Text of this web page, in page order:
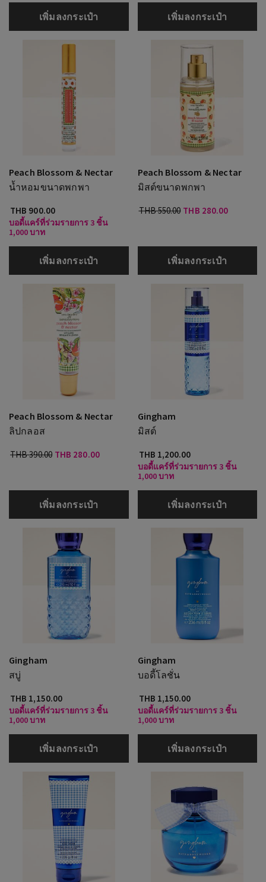
เพิ่มลงกระเป๋า เพิ่มลงกระเป๋า
Peach Blossom & Nectar
น้ำหอมขนาดพกพา
THB 900.00
บอดี้แคร์ที่ร่วมรายการ 3 ชิ้น
1,000 บาท
เพิ่มลงกระเป๋า
Peach Blossom & Nectar
มิสต์ขนาดพกพา
THB 550.00 THB 280.00
เพิ่มลงกระเป๋า
Peach Blossom & Nectar
ลิปกลอส
THB 390.00 THB 280.00
เพิ่มลงกระเป๋า
Gingham
มิสต์
THB 1,200.00
บอดี้แคร์ที่ร่วมรายการ 3 ชิ้น
1,000 บาท
เพิ่มลงกระเป๋า
Gingham
สบู่
THB 1,150.00
บอดี้แคร์ที่ร่วมรายการ 3 ชิ้น
1,000 บาท
เพิ่มลงกระเป๋า
Gingham
บอดี้โลชั่น
THB 1,150.00
บอดี้แคร์ที่ร่วมรายการ 3 ชิ้น
1,000 บาท
เพิ่มลงกระเป๋า